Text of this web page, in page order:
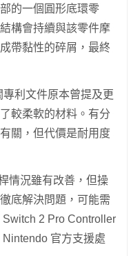
的一個圓形底環零
構會持續與該零件摩
帶黏性的碎屑，最終
利文件原本曾提及更
較柔軟的材料。有分
關，但代價是耐用度
情況雖有改善，但操
底解決問題，可能需
2 Pro Controller
官方支援處